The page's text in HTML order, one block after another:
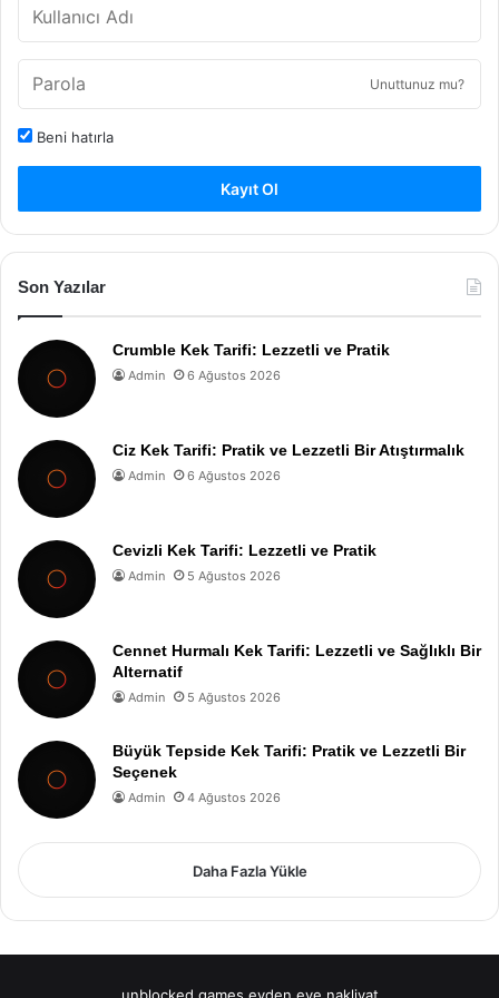
Unuttunuz mu?
Beni hatırla
Kayıt Ol
Son Yazılar
Crumble Kek Tarifi: Lezzetli ve Pratik
Admin 6 Ağustos 2026
Ciz Kek Tarifi: Pratik ve Lezzetli Bir Atıştırmalık
Admin 6 Ağustos 2026
Cevizli Kek Tarifi: Lezzetli ve Pratik
Admin 5 Ağustos 2026
Cennet Hurmalı Kek Tarifi: Lezzetli ve Sağlıklı Bir
Alternatif
Admin 5 Ağustos 2026
Büyük Tepside Kek Tarifi: Pratik ve Lezzetli Bir
Seçenek
Admin 4 Ağustos 2026
Daha Fazla Yükle